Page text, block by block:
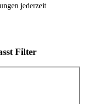
jederzeit
Filter